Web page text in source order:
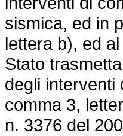
sismica, ed in
lettera b), ed
Stato
degli interventi
comma 3,
n. 3376 del